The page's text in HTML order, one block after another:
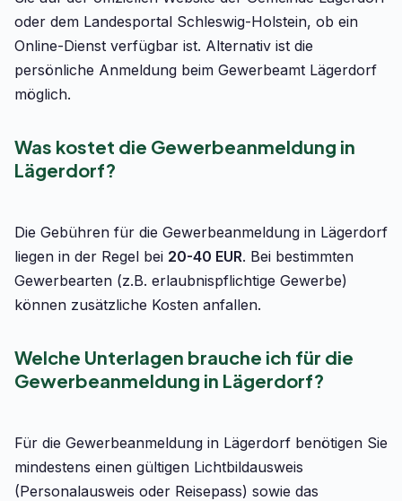
oder dem Landesportal Schleswig-Holstein, ob ein
Online-Dienst verfügbar ist. Alternativ ist die
persönliche Anmeldung beim Gewerbeamt Lägerdorf
möglich.
Was kostet die Gewerbeanmeldung in
Lägerdorf?
Die Gebühren für die Gewerbeanmeldung in Lägerdorf
liegen in der Regel bei 20-40 EUR. Bei bestimmten
Gewerbearten (z.B. erlaubnispflichtige Gewerbe)
können zusätzliche Kosten anfallen.
Welche Unterlagen brauche ich für die
Gewerbeanmeldung in Lägerdorf?
Für die Gewerbeanmeldung in Lägerdorf benötigen Sie
mindestens einen gültigen Lichtbildausweis
(Personalausweis oder Reisepass) sowie das